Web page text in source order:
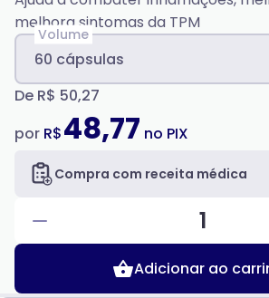
melhora sintomas da TPM
Volume
60 cápsulas
De R$ 50,27
por R$48,77 no PIX
Compra com receita médica
1
Adicionar ao